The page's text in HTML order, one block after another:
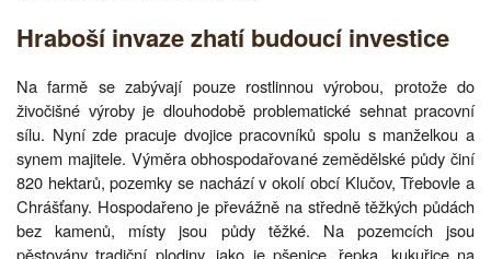
Hraboší invaze zhatí budoucí investice
Na farmě se zabývají pouze rostlinnou výrobou, protože do
živočišné výroby je dlouhodobě problematické sehnat pracovní
sílu. Nyní zde pracuje dvojice pracovníků spolu s manželkou a
synem majitele. Výměra obhospodařované zemědělské půdy činí
820 hektarů, pozemky se nachází v okolí obcí Klučov, Třebovle a
Chrášťany. Hospodařeno je převážně na středně těžkých půdách
bez kamenů, místy jsou půdy těžké. Na pozemcích jsou